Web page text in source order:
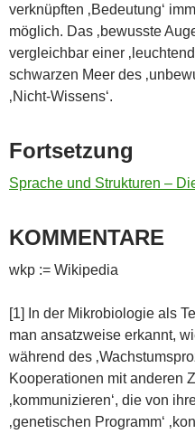
verknüpften ‚Bedeutung‘
möglich. Das ‚bewusste
vergleichbar einer
schwarzen Meer des
‚Nicht-Wissens‘.
Fortsetzung
Sprache und Strukturen –
KOMMENTARE
wkp := Wikipedia
[1] In der Mikrobiologie als
man ansatzweise erkannt,
während des
Kooperationen mit anderen
‚kommunizieren‘, die von
‚genetischen Programm‘